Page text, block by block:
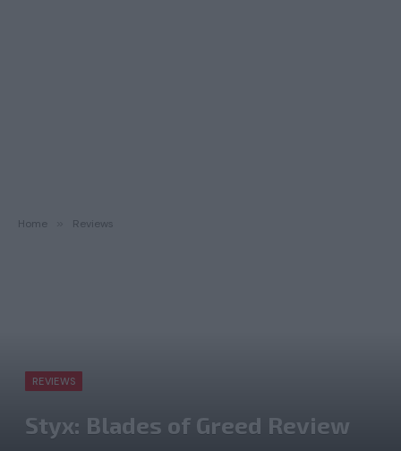
Home Reviews
REVIEWS
Styx: Blades of Greed Review